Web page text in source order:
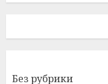
Без рубрики